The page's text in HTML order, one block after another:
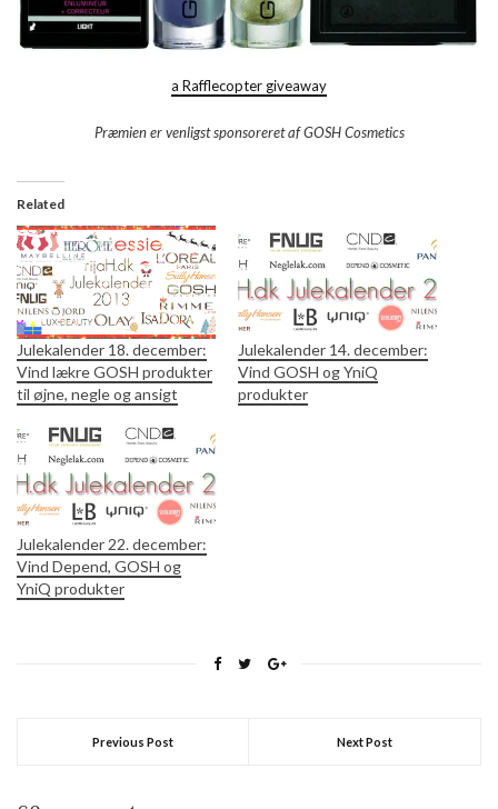
a Rafflecopter giveaway
Præmien er venligst sponsoreret af GOSH Cosmetics
Related
Julekalender 18. december:
Vind lækre GOSH produkter
til øjne, negle og ansigt
Julekalender 14. december:
Vind GOSH og YniQ
produkter
Julekalender 22. december:
Vind Depend, GOSH og
YniQ produkter
Previous Post Next Post